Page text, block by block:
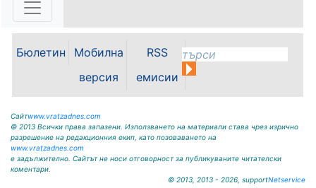
възникнала аварийна ситуация е
спряно водоподаването в
ул."Никола Вапцаров" днес
07.08.2026г. до отстраняване на
аварията. Тел.: 092 66 11 19 Тел.:
0889 316...
Бюлетин
Мобилна
версия
RSS
емисии
Сайтwww.vratzadnes.com
© 2013 Всички права запазени. Използването на материали става чрез изрично
разрешение на редакционния екип, като позоваването на
www.vratzadnes.com
е задължително. Сайтът не носи отговорност за публикуваните читателски
коментари.
© 2013, 2013 - 2026, supportNetservice